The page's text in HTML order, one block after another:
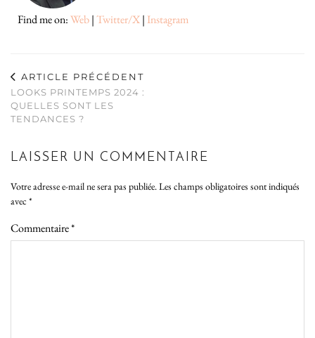
Find me on:Web|Twitter/X| Instagram
ARTICLE PRÉCÉDENT
LOOKS PRINTEMPS 2024 :
QUELLES SONT LES
TENDANCES ?
LAISSER UN COMMENTAIRE
Votre adresse e-mail ne sera pas publiée.Les champs obligatoires sont indiqués
avec *
Commentaire*